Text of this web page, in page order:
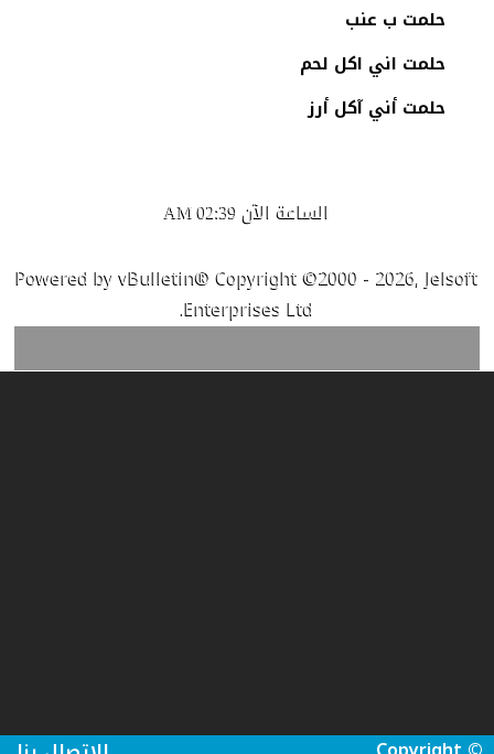
حلمت ب عنب
حلمت اني اكل لحم
حلمت أني آكل أرز
الساعة الآن 02:39 AM
Powered by vBulletin® Copyright ©2000 - 2026, Jelsoft
Enterprises Ltd.